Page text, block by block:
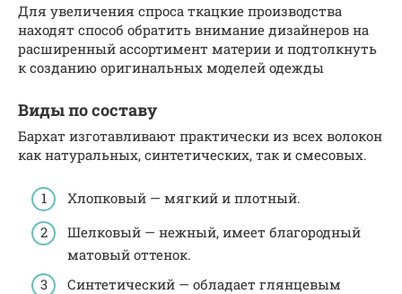
Для увеличения спроса ткацкие производства
находят способ обратить внимание дизайнеров на
расширенный ассортимент материи и подтолкнуть
к созданию оригинальных моделей одежды
Виды по составу
Бархат изготавливают практически из всех волокон
как натуральных, синтетических, так и смесовых.
Хлопковый — мягкий и плотный.
Шелковый — нежный, имеет благородный
матовый оттенок.
Синтетический — обладает глянцевым